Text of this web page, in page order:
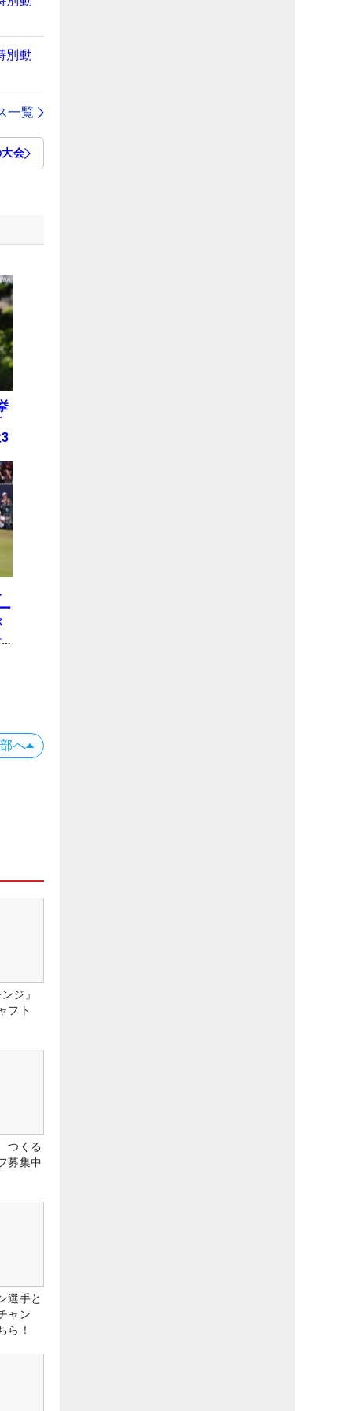
別動
一覧
会
へ
ジ』
フト
つくる
募集中
選手と
ャン
ら！